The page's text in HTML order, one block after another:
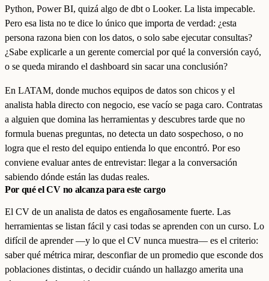
Python, Power BI, quizá algo de dbt o Looker. La lista impecable.
Pero esa lista no te dice lo único que importa de verdad: ¿esta
persona razona bien con los datos, o solo sabe ejecutar consultas?
¿Sabe explicarle a un gerente comercial por qué la conversión cayó,
o se queda mirando el dashboard sin sacar una conclusión?
En LATAM, donde muchos equipos de datos son chicos y el
analista habla directo con negocio, ese vacío se paga caro. Contratas
a alguien que domina las herramientas y descubres tarde que no
formula buenas preguntas, no detecta un dato sospechoso, o no
logra que el resto del equipo entienda lo que encontró. Por eso
conviene evaluar antes de entrevistar: llegar a la conversación
sabiendo dónde están las dudas reales.
Por qué el CV no alcanza para este cargo
El CV de un analista de datos es engañosamente fuerte. Las
herramientas se listan fácil y casi todas se aprenden con un curso. Lo
difícil de aprender —y lo que el CV nunca muestra— es el criterio:
saber qué métrica mirar, desconfiar de un promedio que esconde dos
poblaciones distintas, o decidir cuándo un hallazgo amerita una